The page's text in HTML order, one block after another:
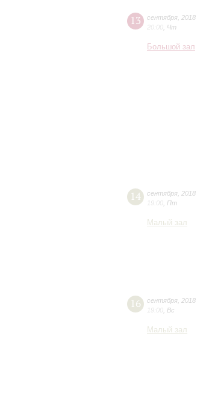
13 сентября 2018
20:00 Чт
Большой зал
14 сентября 2018
19:00 Пт
Малый зал
16 сентября 2018
19:00 Вс
Малый зал